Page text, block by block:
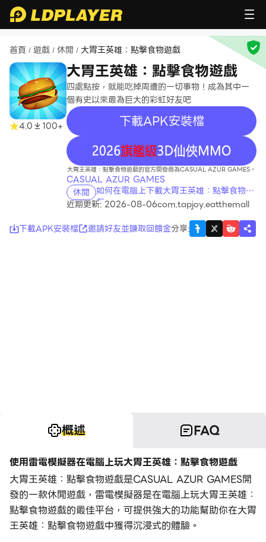
首頁 / 遊戲 / 休閒 / 大胃王英雄：點擊食物遊戲
4.0 100+
大胃王英雄：點擊食物遊戲
四處點按，就能吃掉周遭的一切事物！成為其中一
個有史以來最為巨大的彩虹好友吧
下載APK安裝檔
recommend
大胃王英雄：點擊食物遊戲的官方開發商為CASUAL AZUR GAMES。
CASUAL AZUR GAMES
休閒 如何在電腦上下載大胃王英雄：點擊食物遊
戲
近期更新: 2026-08-06com.tapjoy.eatthemall
下載APK安裝檔
邀請好友並賺取回饋金分享:
概述 FAQ
使用雷電模擬器在電腦上玩大胃王英雄：點擊食物遊戲
大胃王英雄：點擊食物遊戲是CASUAL AZUR GAMES開
發的一款休閒遊戲，雷電模擬器是在電腦上玩大胃王英雄：
點擊食物遊戲的最佳平台，可提供強大的功能幫助你在大胃
王英雄：點擊食物遊戲中獲得沉浸式的體驗。